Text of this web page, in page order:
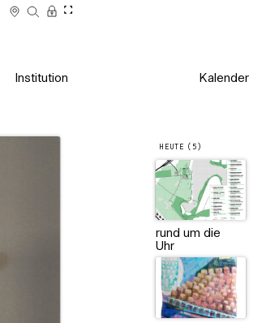
Institution Kalender
HEUTE (5)
rund um die
Uhr